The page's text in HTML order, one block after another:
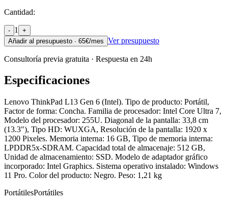
Cantidad:
- 1
+
Añadir al presupuesto · 65€/mes Ver presupuesto
Consultoría previa gratuita · Respuesta en 24h
Especificaciones
Lenovo ThinkPad L13 Gen 6 (Intel). Tipo de producto: Portátil,
Factor de forma: Concha. Familia de procesador: Intel Core Ultra 7,
Modelo del procesador: 255U. Diagonal de la pantalla: 33,8 cm
(13.3"), Tipo HD: WUXGA, Resolución de la pantalla: 1920 x
1200 Pixeles. Memoria interna: 16 GB, Tipo de memoria interna:
LPDDR5x-SDRAM. Capacidad total de almacenaje: 512 GB,
Unidad de almacenamiento: SSD. Modelo de adaptador gráfico
incorporado: Intel Graphics. Sistema operativo instalado: Windows
11 Pro. Color del producto: Negro. Peso: 1,21 kg
PortátilesPortátiles